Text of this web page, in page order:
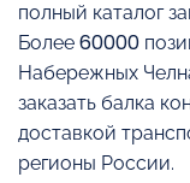
полный каталог
Более 60000
Набережных
заказать балка
доставкой
регионы России.